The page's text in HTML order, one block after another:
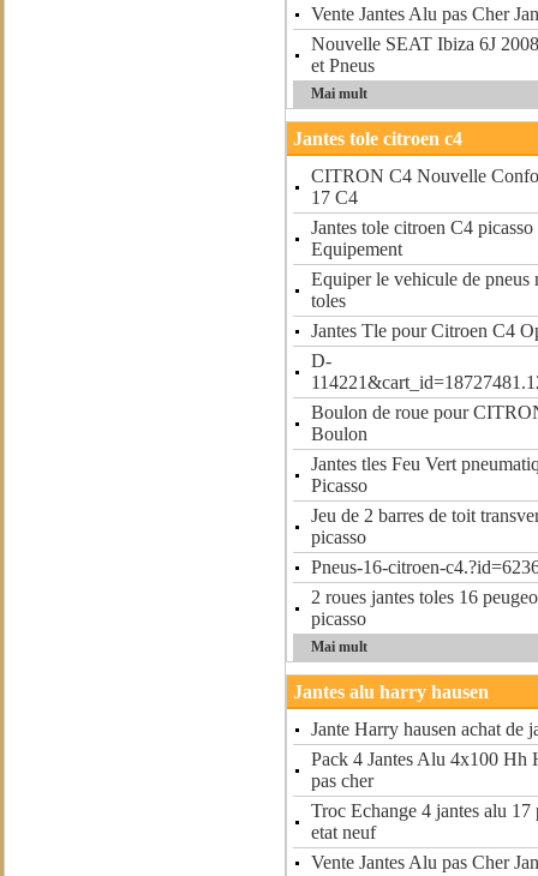
Vente Jantes Alu pas Cher
Nouvelle SEAT Ibiza 6J
et Pneus
Mai mult
Jantes tole citroen c4
CITRON C4 Nouvelle
17 C4
Jantes tole citroen C4
Equipement
Equiper le vehicule de pneus
toles
Jantes Tle pour Citroen C4
D-
Boulon de roue pour
Boulon
Jantes tles Feu Vert
Picasso
Jeu de 2 barres de toit
picasso
Pneus-16-citroen-
2 roues jantes toles 16
picasso
Mai mult
Jantes alu harry hausen
Jante Harry hausen achat de
Pack 4 Jantes Alu 4x100 Hh
pas cher
Troc Echange 4 jantes alu 17
etat neuf
Vente Jantes Alu pas Cher